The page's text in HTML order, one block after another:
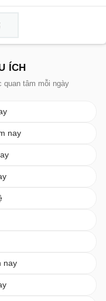
ÍCH
quan tâm mỗi ngày
nay
nay